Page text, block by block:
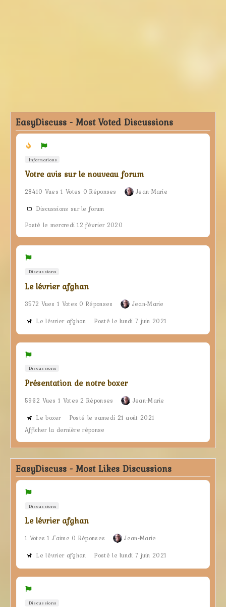
EasyDiscuss - Most Voted Discussions
Informations
Votre avis sur le nouveau forum
28410 Vues 1 Votes 0 Réponses
Jean-Marie
Discussions sur le forum
Posté le mercredi 12 février 2020
Discussions
Le lévrier afghan
3572 Vues 1 Votes 0 Réponses
Jean-Marie
Le lévrier afghan
Posté le lundi 7 juin 2021
Discussions
Présentation de notre boxer
5962 Vues 1 Votes 2 Réponses
Jean-Marie
Le boxer
Posté le samedi 21 août 2021
Afficher la dernière réponse
EasyDiscuss - Most Likes Discussions
Discussions
Le lévrier afghan
1 Votes 1 J'aime 0 Réponses
Jean-Marie
Le lévrier afghan
Posté le lundi 7 juin 2021
Discussions